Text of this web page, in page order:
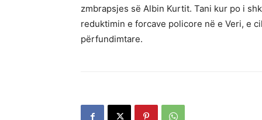
zmbrapsjes së Albin Kurtit. Tani kur po i
reduktimin e forcave policore në e Veri, e
përfundimtare.